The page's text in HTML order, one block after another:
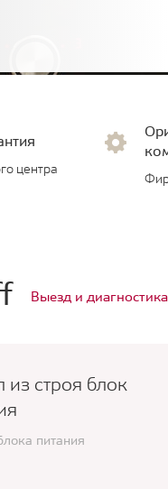
центра
Выезд и
строя блок
питания